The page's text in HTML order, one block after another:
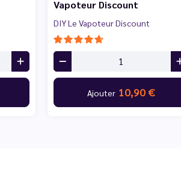
Vapoteur Discount
DIY Le Vapoteur Discount
Ajouter 10,90 €